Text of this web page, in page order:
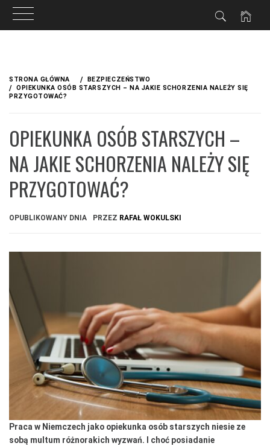
treściSTRONA GŁÓWNA
BEZPIECZEŃSTWO
OPIEKUNKA OSÓB STARSZYCH – NA JAKIE SCHORZENIA NALEŻY SIĘ
PRZYGOTOWAĆ?
OPIEKUNKA OSÓB STARSZYCH –
NA JAKIE SCHORZENIA NALEŻY SIĘ
PRZYGOTOWAĆ?
OPUBLIKOWANY DNIA PRZEZ RAFAŁ WOKULSKI
Praca w Niemczech jako opiekunka osób starszych niesie ze
sobą multum różnorakich wyzwań. I choć posiadanie